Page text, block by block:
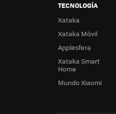
TECNOLOGÍA
Xataka
Xataka Móvil
Applesfera
Xataka Smart
Home
Mundo Xiaomi